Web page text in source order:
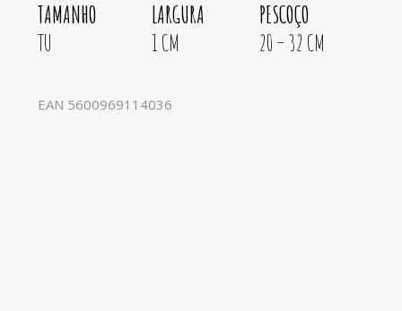
TAMANHO LARGURA
PESCOÇO
TU
1 CM 20 – 32 CM
EAN 5600969114036